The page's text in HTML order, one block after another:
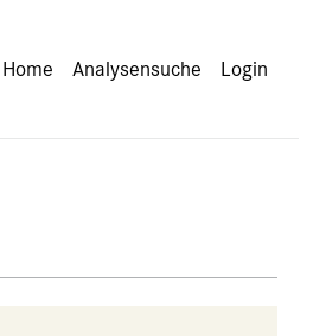
Home Analysensuche Login